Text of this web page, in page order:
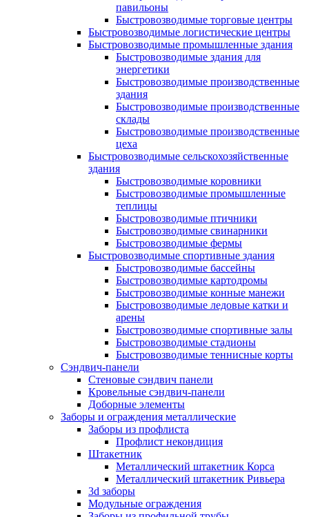
павильоны
Быстровозводимые торговые центры
Быстровозводимые логистические центры
Быстровозводимые промышленные здания
Быстровозводимые здания для
энергетики
Быстровозводимые производственные
здания
Быстровозводимые производственные
склады
Быстровозводимые производственные
цеха
Быстровозводимые сельскохозяйственные
здания
Быстровозводимые коровники
Быстровозводимые промышленные
теплицы
Быстровозводимые птичники
Быстровозводимые свинарники
Быстровозводимые фермы
Быстровозводимые спортивные здания
Быстровозводимые бассейны
Быстровозводимые картодромы
Быстровозводимые конные манежи
Быстровозводимые ледовые катки и
арены
Быстровозводимые спортивные залы
Быстровозводимые стадионы
Быстровозводимые теннисные корты
Сэндвич-панели
Стеновые сэндвич панели
Кровельные сэндвич-панели
Доборные элементы
Заборы и ограждения металлические
Заборы из профлиста
Профлист некондиция
Штакетник
Металлический штакетник Корса
Металлический штакетник Ривьера
3d заборы
Модульные ограждения